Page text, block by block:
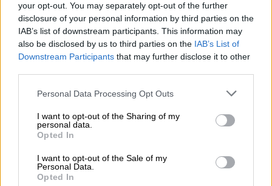
your opt-out. You may separately opt-out of the further
disclosure of your personal information by third parties on the
IAB’s list of downstream participants. This information may
also be disclosed by us to third parties on the IAB’s List of
Downstream Participants that may further disclose it to other
Personal Data Processing Opt Outs
I want to opt-out of the Sharing of my
personal data.
Opted In
I want to opt-out of the Sale of my
Personal Data.
Opted In
¿La ciudadanía de Occidente
es consciente del riesgo de
una tercera guerra mundial?
Por
Álvaro Frutos Rosado y Gabinete
Geopolítica de Crisis
Suelta y confía
Por María Comesaña
Por Juan Manuel Beltrán